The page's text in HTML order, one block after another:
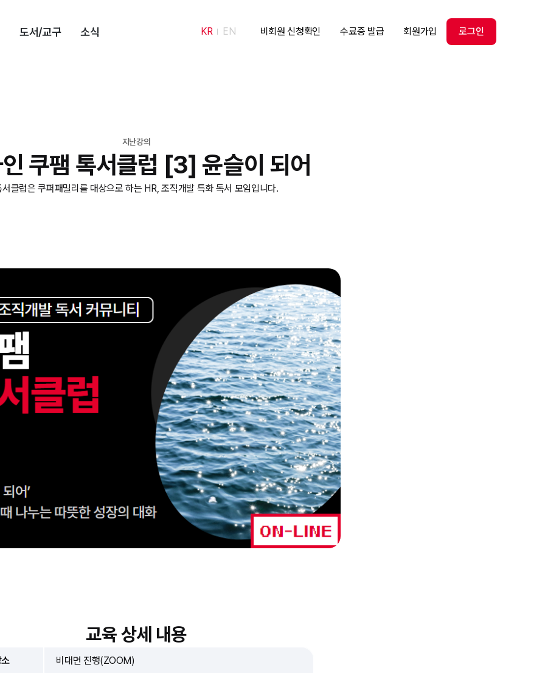
도서/교구 소식 KR EN 비회원 신청확인 수료증 발급 회원가입 로그인
지난강의
쿠팸 톡서클럽 [3] 윤슬이 되어
서클럽은 쿠퍼패밀리를 대상으로 하는 HR, 조직개발 특화 독서 모임입니다.
교육 상세 내용
비대면 진행(ZOOM)